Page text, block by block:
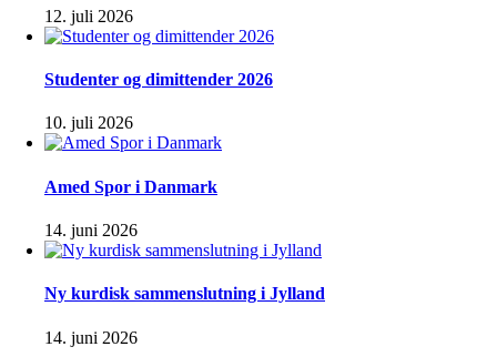
12. juli 2026
Studenter og dimittender 2026
10. juli 2026
Amed Spor i Danmark
14. juni 2026
Ny kurdisk sammenslutning i Jylland
14. juni 2026